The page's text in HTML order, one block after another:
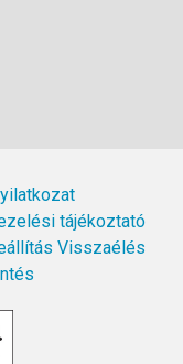
tájékoztató
Visszaélés